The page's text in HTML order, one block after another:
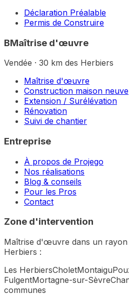
Déclaration Préalable
Permis de Construire
BMaîtrise d'œuvre
Vendée · 30 km des Herbiers
Maîtrise d'œuvre
Construction maison neuve
Extension / Surélévation
Rénovation
Suivi de chantier
Entreprise
À propos de Projego
Nos réalisations
Blog & conseils
Pour les Pros
Contact
Zone d'intervention
Maîtrise d'œuvre dans un rayon
Herbiers :
Les HerbiersCholetMontaigu
FulgentMortagne-sur-Sèvre
communes